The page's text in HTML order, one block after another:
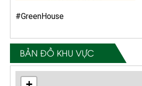
#GreenHouse
BẢN ĐỒ KHU VỰC